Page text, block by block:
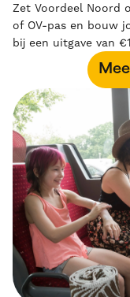
Zet Voordeel Noord
of OV-pas en bouw
bij een uitgave van